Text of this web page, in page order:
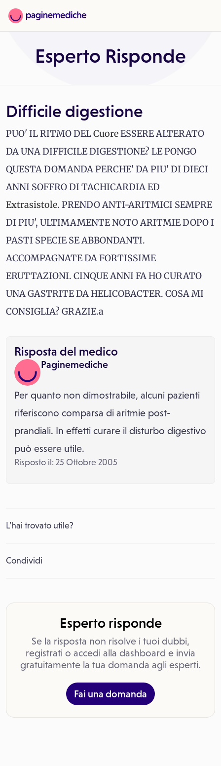
Esperto Risponde
Difficile digestione
PUO' IL RITMO DELCuoreESSERE ALTERATO
DA UNA DIFFICILE DIGESTIONE? LE PONGO
QUESTA DOMANDA PERCHE' DA PIU' DI DIECI
ANNI SOFFRO DI TACHICARDIA ED
Extrasistole. PRENDO ANTI-ARITMICI SEMPRE
DI PIU', ULTIMAMENTE NOTO ARITMIE DOPO I
PASTI SPECIE SE ABBONDANTI.
ACCOMPAGNATE DA FORTISSIME
ERUTTAZIONI. CINQUE ANNI FA HO CURATO
UNA GASTRITE DA HELICOBACTER. COSA MI
CONSIGLIA? GRAZIE.a
Risposta del medico
Paginemediche
Per quanto non dimostrabile, alcuni pazienti
riferiscono comparsa di aritmie post-
prandiali. In effetti curare il disturbo digestivo
può essere utile.
Risposto il: 25 Ottobre 2005
L’hai trovato utile?
Condividi
Esperto risponde
Se la risposta non risolve i tuoi dubbi,
registrati o accedi alla dashboard e invia
gratuitamente la tua domanda agli esperti.
Fai una domanda